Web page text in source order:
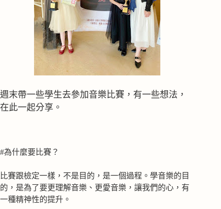
週末帶一些學生去參加音樂比賽，有一些想法，
在此一起分享。
#為什麼要比賽？
比賽跟檢定一樣，不是目的，是一個過程。學音樂的目
的，是為了要更理解音樂、更愛音樂，讓我們的心，有
一種精神性的提升。